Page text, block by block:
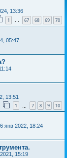
13:36
1 … 67 68 69 70
05:47
13:51
1 7 8 9 10
янв 2022, 18:24
15:19